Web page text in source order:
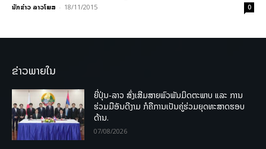
ນັກຂ່າວ ລາວໂພສ - 18/11/2015 0
ຂ່າວພາຍໃນ
ຍີ່ປຸ່ນ-ລາວ ສົ່ງເສີມສາຍພົວພັນມິດຕະພາບ ແລະ ການ
ຮ່ວມມືອັນດີງາມ ກໍຄືການເປັນຄູ່ຮ່ວມຍຸດທະສາດຮອບ
ດ້ານ.
07/08/2026